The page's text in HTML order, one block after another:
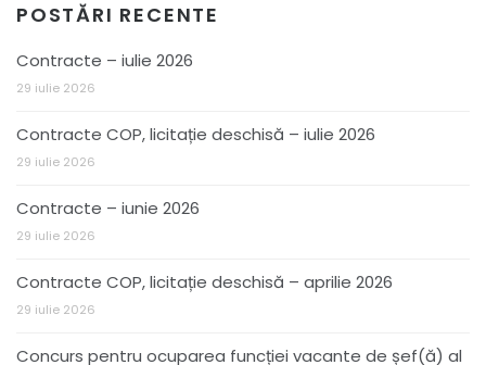
POSTĂRI RECENTE
Contracte – iulie 2026
29 iulie 2026
Contracte COP, licitație deschisă – iulie 2026
29 iulie 2026
Contracte – iunie 2026
29 iulie 2026
Contracte COP, licitație deschisă – aprilie 2026
29 iulie 2026
Concurs pentru ocuparea funcției vacante de șef(ă) al